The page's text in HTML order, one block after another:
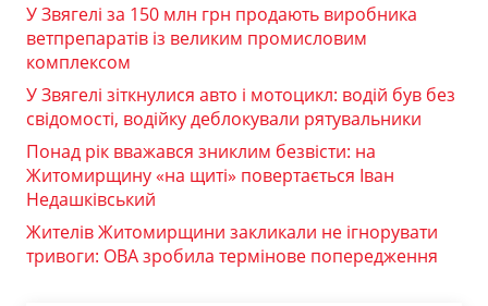
У Звягелі за 150 млн грн продають виробника
ветпрепаратів із великим промисловим
комплексом
У Звягелі зіткнулися авто і мотоцикл: водій був без
свідомості, водійку деблокували рятувальники
Понад рік вважався зниклим безвісти: на
Житомирщину «на щиті» повертається Іван
Недашківський
Жителів Житомирщини закликали не ігнорувати
тривоги: ОВА зробила термінове попередження